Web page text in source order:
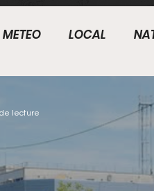
METEO LOCAL
ROSE
lecture